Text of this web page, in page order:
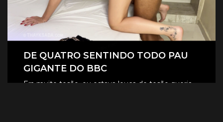
DE QUATRO SENTINDO TODO PAU
GIGANTE DO BBC
Era muito tesão, eu estava louca de tesão queria